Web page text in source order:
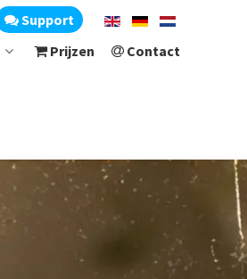
Support
Prijzen Contact